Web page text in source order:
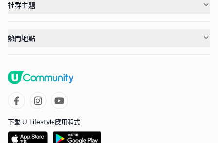
社群主題
熱門地點
下載 U Lifestyle應用程式